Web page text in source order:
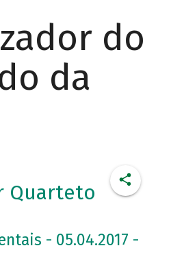
do
da
Quarteto
- 05.04.2017 -